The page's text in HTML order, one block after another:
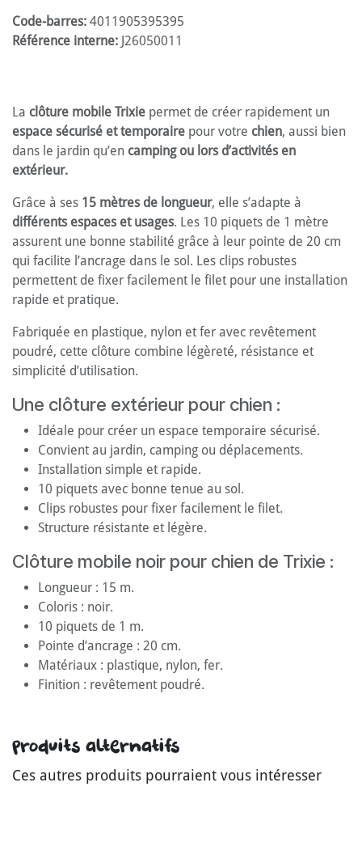
Code-barres: 4011905395395
Référence interne: J26050011
La clôture mobile Trixie permet de créer rapidement un
espace sécurisé et temporaire pour votre chien, aussi bien
dans le jardin qu’en camping ou lors d’activités en
extérieur.
Grâce à ses 15 mètres de longueur, elle s’adapte à
différents espaces et usages. Les 10 piquets de 1 mètre
assurent une bonne stabilité grâce à leur pointe de 20 cm
qui facilite l’ancrage dans le sol. Les clips robustes
permettent de fixer facilement le filet pour une installation
rapide et pratique.
Fabriquée en plastique, nylon et fer avec revêtement
poudré, cette clôture combine légèreté, résistance et
simplicité d’utilisation.
Une clôture extérieur pour chien :
Idéale pour créer un espace temporaire sécurisé.
Convient au jardin, camping ou déplacements.
Installation simple et rapide.
10 piquets avec bonne tenue au sol.
Clips robustes pour fixer facilement le filet.
Structure résistante et légère.
Clôture mobile noir pour chien de Trixie :
Longueur : 15 m.
Coloris : noir.
10 piquets de 1 m.
Pointe d’ancrage : 20 cm.
Matériaux : plastique, nylon, fer.
Finition : revêtement poudré.
Produits alternatifs
Ces autres produits pourraient vous intéresser